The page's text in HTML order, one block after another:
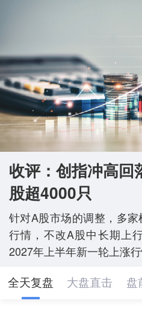
收评：创指冲高回
股超4000只
针对A股市场的调整，多
行情，不改A股中长期上
2027年上半年新一轮上涨
全天复盘 大盘直击 盘